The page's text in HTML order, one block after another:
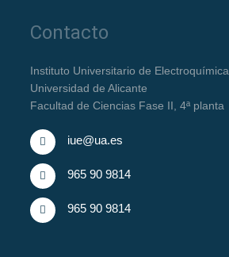
Contacto
Instituto Universitario de Electroquímica
Universidad de Alicante
Facultad de Ciencias Fase II, 4ª planta
iue@ua.es
965 90 9814
965 90 9814